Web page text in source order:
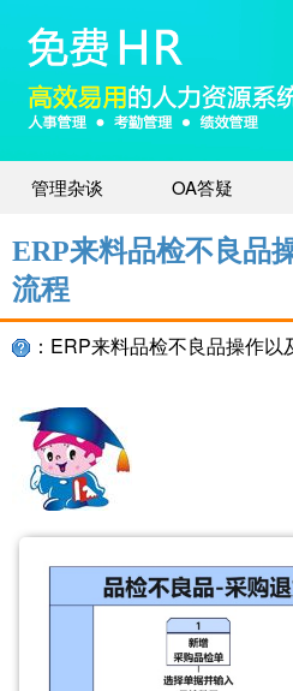
管理杂谈 OA答疑
ERP来料品检不良品
流程
：ERP来料品检不良品操作以